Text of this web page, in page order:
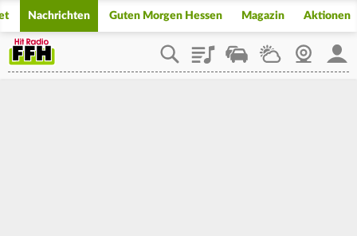
Nachrichten Guten Morgen Hessen Magazin Aktionen
PlaylistStaupilotWetterWebcam